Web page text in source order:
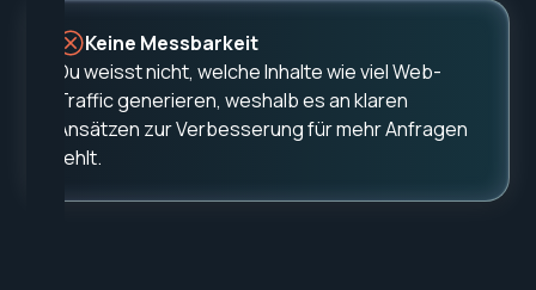
Keine Messbarkeit
Du weisst nicht, welche Inhalte wie viel Web-
Traffic generieren, weshalb es an klaren
Ansätzen zur Verbesserung für mehr Anfragen
fehlt.